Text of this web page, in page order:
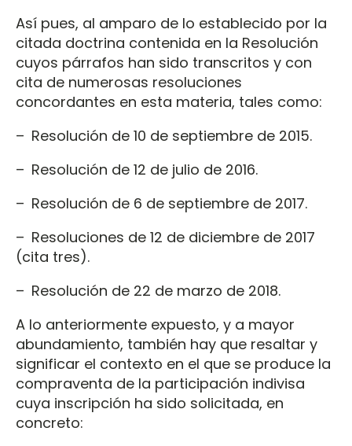
Así pues, al amparo de lo establecido por la
citada doctrina contenida en la Resolución
cuyos párrafos han sido transcritos y con
cita de numerosas resoluciones
concordantes en esta materia, tales como:
– Resolución de 10 de septiembre de 2015.
– Resolución de 12 de julio de 2016.
– Resolución de 6 de septiembre de 2017.
– Resoluciones de 12 de diciembre de 2017
(cita tres).
– Resolución de 22 de marzo de 2018.
A lo anteriormente expuesto, y a mayor
abundamiento, también hay que resaltar y
significar el contexto en el que se produce la
compraventa de la participación indivisa
cuya inscripción ha sido solicitada, en
concreto: